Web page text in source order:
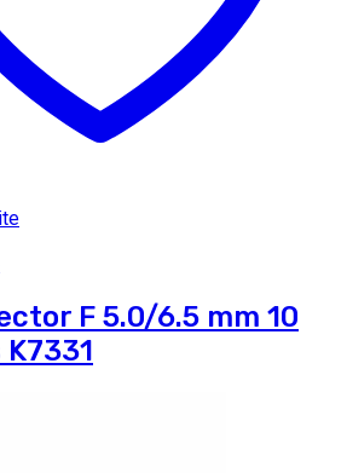
F 5.0/6.5 mm 10